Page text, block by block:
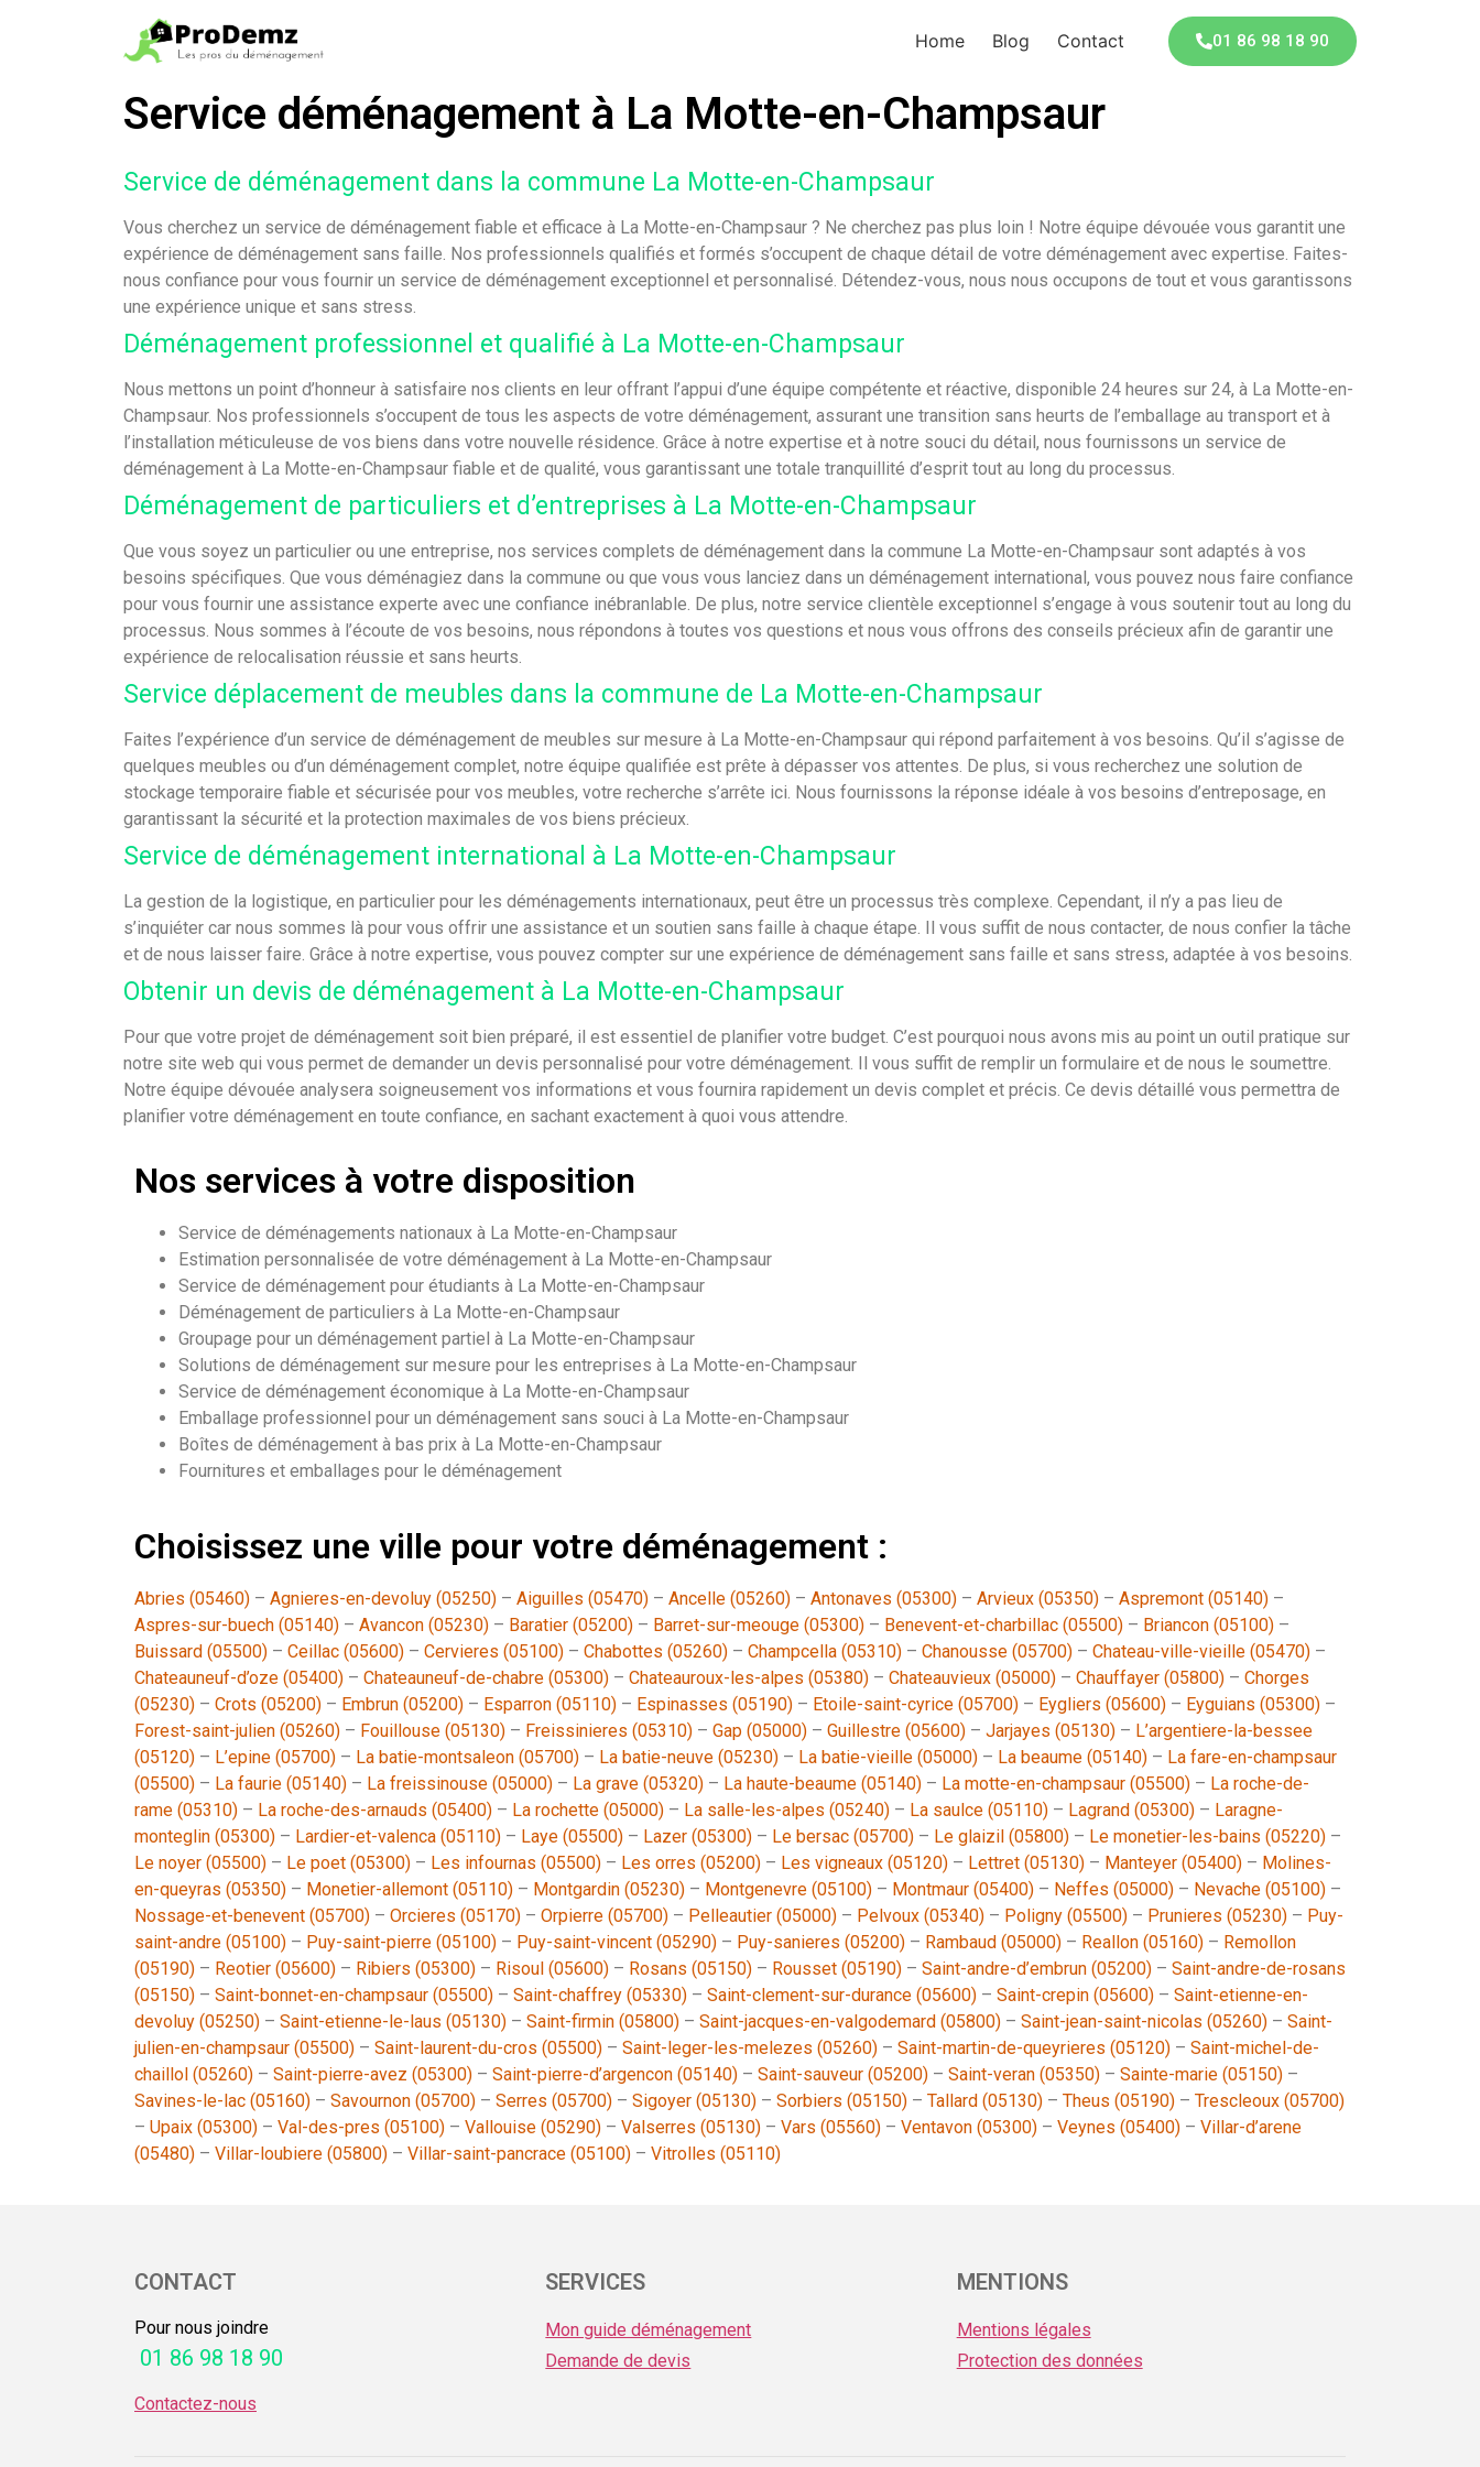
Home Blog Contact 01 86 98 18 90
Service déménagement à La Motte-en-Champsaur
Service de déménagement dans la commune La Motte-en-Champsaur
Vous cherchez un service de déménagement fiable et efficace à La Motte-en-Champsaur ? Ne cherchez pas plus loin ! Notre équipe dévouée vous garantit une
expérience de déménagement sans faille. Nos professionnels qualifiés et formés s’occupent de chaque détail de votre déménagement avec expertise. Faites-
nous confiance pour vous fournir un service de déménagement exceptionnel et personnalisé. Détendez-vous, nous nous occupons de tout et vous garantissons
une expérience unique et sans stress.
Déménagement professionnel et qualifié à La Motte-en-Champsaur
Nous mettons un point d’honneur à satisfaire nos clients en leur offrant l’appui d’une équipe compétente et réactive, disponible 24 heures sur 24, à La Motte-en-
Champsaur. Nos professionnels s’occupent de tous les aspects de votre déménagement, assurant une transition sans heurts de l’emballage au transport et à
l’installation méticuleuse de vos biens dans votre nouvelle résidence. Grâce à notre expertise et à notre souci du détail, nous fournissons un service de
déménagement à La Motte-en-Champsaur fiable et de qualité, vous garantissant une totale tranquillité d’esprit tout au long du processus.
Déménagement de particuliers et d’entreprises à La Motte-en-Champsaur
Que vous soyez un particulier ou une entreprise, nos services complets de déménagement dans la commune La Motte-en-Champsaur sont adaptés à vos
besoins spécifiques. Que vous déménagiez dans la commune ou que vous vous lanciez dans un déménagement international, vous pouvez nous faire confiance
pour vous fournir une assistance experte avec une confiance inébranlable. De plus, notre service clientèle exceptionnel s’engage à vous soutenir tout au long du
processus. Nous sommes à l’écoute de vos besoins, nous répondons à toutes vos questions et nous vous offrons des conseils précieux afin de garantir une
expérience de relocalisation réussie et sans heurts.
Service déplacement de meubles dans la commune de La Motte-en-Champsaur
Faites l’expérience d’un service de déménagement de meubles sur mesure à La Motte-en-Champsaur qui répond parfaitement à vos besoins. Qu’il s’agisse de
quelques meubles ou d’un déménagement complet, notre équipe qualifiée est prête à dépasser vos attentes. De plus, si vous recherchez une solution de
stockage temporaire fiable et sécurisée pour vos meubles, votre recherche s’arrête ici. Nous fournissons la réponse idéale à vos besoins d’entreposage, en
garantissant la sécurité et la protection maximales de vos biens précieux.
Service de déménagement international à La Motte-en-Champsaur
La gestion de la logistique, en particulier pour les déménagements internationaux, peut être un processus très complexe. Cependant, il n’y a pas lieu de
s’inquiéter car nous sommes là pour vous offrir une assistance et un soutien sans faille à chaque étape. Il vous suffit de nous contacter, de nous confier la tâche
et de nous laisser faire. Grâce à notre expertise, vous pouvez compter sur une expérience de déménagement sans faille et sans stress, adaptée à vos besoins.
Obtenir un devis de déménagement à La Motte-en-Champsaur
Pour que votre projet de déménagement soit bien préparé, il est essentiel de planifier votre budget. C’est pourquoi nous avons mis au point un outil pratique sur
notre site web qui vous permet de demander un devis personnalisé pour votre déménagement. Il vous suffit de remplir un formulaire et de nous le soumettre.
Notre équipe dévouée analysera soigneusement vos informations et vous fournira rapidement un devis complet et précis. Ce devis détaillé vous permettra de
planifier votre déménagement en toute confiance, en sachant exactement à quoi vous attendre.
Nos services à votre disposition
Service de déménagements nationaux à La Motte-en-Champsaur
Estimation personnalisée de votre déménagement à La Motte-en-Champsaur
Service de déménagement pour étudiants à La Motte-en-Champsaur
Déménagement de particuliers à La Motte-en-Champsaur
Groupage pour un déménagement partiel à La Motte-en-Champsaur
Solutions de déménagement sur mesure pour les entreprises à La Motte-en-Champsaur
Service de déménagement économique à La Motte-en-Champsaur
Emballage professionnel pour un déménagement sans souci à La Motte-en-Champsaur
Boîtes de déménagement à bas prix à La Motte-en-Champsaur
Fournitures et emballages pour le déménagement
Choisissez une ville pour votre déménagement :
Abries (05460) – Agnieres-en-devoluy (05250) – Aiguilles (05470) – Ancelle (05260) – Antonaves (05300) – Arvieux (05350) – Aspremont (05140) –
Aspres-sur-buech (05140) – Avancon (05230) – Baratier (05200) – Barret-sur-meouge (05300) – Benevent-et-charbillac (05500) – Briancon (05100) –
Buissard (05500) – Ceillac (05600) – Cervieres (05100) – Chabottes (05260) – Champcella (05310) – Chanousse (05700) – Chateau-ville-vieille (05470) –
Chateauneuf-d’oze (05400) – Chateauneuf-de-chabre (05300) – Chateauroux-les-alpes (05380) – Chateauvieux (05000) – Chauffayer (05800) – Chorges
(05230) – Crots (05200) – Embrun (05200) – Esparron (05110) – Espinasses (05190) – Etoile-saint-cyrice (05700) – Eygliers (05600) – Eyguians (05300) –
Forest-saint-julien (05260) – Fouillouse (05130) – Freissinieres (05310) – Gap (05000) – Guillestre (05600) – Jarjayes (05130) – L’argentiere-la-bessee
(05120) – L’epine (05700) – La batie-montsaleon (05700) – La batie-neuve (05230) – La batie-vieille (05000) – La beaume (05140) – La fare-en-champsaur
(05500) – La faurie (05140) – La freissinouse (05000) – La grave (05320) – La haute-beaume (05140) – La motte-en-champsaur (05500) – La roche-de-
rame (05310) – La roche-des-arnauds (05400) – La rochette (05000) – La salle-les-alpes (05240) – La saulce (05110) – Lagrand (05300) – Laragne-
monteglin (05300) – Lardier-et-valenca (05110) – Laye (05500) – Lazer (05300) – Le bersac (05700) – Le glaizil (05800) – Le monetier-les-bains (05220) –
Le noyer (05500) – Le poet (05300) – Les infournas (05500) – Les orres (05200) – Les vigneaux (05120) – Lettret (05130) – Manteyer (05400) – Molines-
en-queyras (05350) – Monetier-allemont (05110) – Montgardin (05230) – Montgenevre (05100) – Montmaur (05400) – Neffes (05000) – Nevache (05100) –
Nossage-et-benevent (05700) – Orcieres (05170) – Orpierre (05700) – Pelleautier (05000) – Pelvoux (05340) – Poligny (05500) – Prunieres (05230) – Puy-
saint-andre (05100) – Puy-saint-pierre (05100) – Puy-saint-vincent (05290) – Puy-sanieres (05200) – Rambaud (05000) – Reallon (05160) – Remollon
(05190) – Reotier (05600) – Ribiers (05300) – Risoul (05600) – Rosans (05150) – Rousset (05190) – Saint-andre-d’embrun (05200) – Saint-andre-de-rosans
(05150) – Saint-bonnet-en-champsaur (05500) – Saint-chaffrey (05330) – Saint-clement-sur-durance (05600) – Saint-crepin (05600) – Saint-etienne-en-
devoluy (05250) – Saint-etienne-le-laus (05130) – Saint-firmin (05800) – Saint-jacques-en-valgodemard (05800) – Saint-jean-saint-nicolas (05260) – Saint-
julien-en-champsaur (05500) – Saint-laurent-du-cros (05500) – Saint-leger-les-melezes (05260) – Saint-martin-de-queyrieres (05120) – Saint-michel-de-
chaillol (05260) – Saint-pierre-avez (05300) – Saint-pierre-d’argencon (05140) – Saint-sauveur (05200) – Saint-veran (05350) – Sainte-marie (05150) –
Savines-le-lac (05160) – Savournon (05700) – Serres (05700) – Sigoyer (05130) – Sorbiers (05150) – Tallard (05130) – Theus (05190) – Trescleoux (05700)
– Upaix (05300) – Val-des-pres (05100) – Vallouise (05290) – Valserres (05130) – Vars (05560) – Ventavon (05300) – Veynes (05400) – Villar-d’arene
(05480) – Villar-loubiere (05800) – Villar-saint-pancrace (05100) – Vitrolles (05110)
CONTACT
Pour nous joindre
01 86 98 18 90
Contactez-nous
SERVICES
Mon guide déménagement
Demande de devis
MENTIONS
Mentions légales
Protection des données